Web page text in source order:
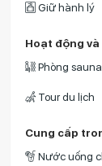
Giữ hành lý
Hoạt động
Phòng sauna
Tour du lịch
Cung cấp
Nước uống